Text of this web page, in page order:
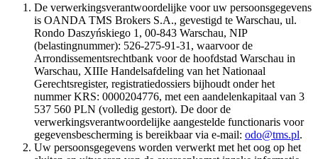
De verwerkingsverantwoordelijke voor uw persoonsgegevens
is OANDA TMS Brokers S.A., gevestigd te Warschau, ul.
Rondo Daszyńskiego 1, 00-843 Warschau, NIP
(belastingnummer): 526-275-91-31, waarvoor de
Arrondissementsrechtbank voor de hoofdstad Warschau in
Warschau, XIIIe Handelsafdeling van het Nationaal
Gerechtsregister, registratiedossiers bijhoudt onder het
nummer KRS: 0000204776, met een aandelenkapitaal van 3
537 560 PLN (volledig gestort). De door de
verwerkingsverantwoordelijke aangestelde functionaris voor
gegevensbescherming is bereikbaar via e-mail: odo@tms.pl.
Uw persoonsgegevens worden verwerkt met het oog op het